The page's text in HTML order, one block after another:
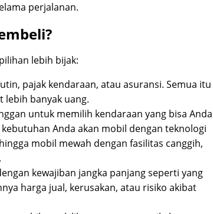
perjalanan.
lebih bijak:
pajak kendaraan, atau asuransi. Semua itu
lebih banyak uang.
untuk memilih kendaraan yang bisa Anda
Anda akan mobil dengan teknologi
mobil mewah dengan fasilitas canggih,
kewajiban jangka panjang seperti yang
harga jual, kerusakan, atau risiko akibat